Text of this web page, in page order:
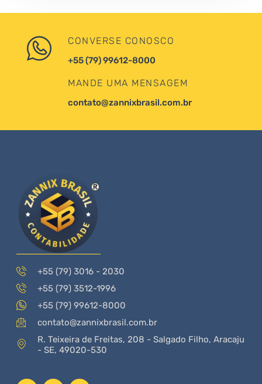
CONVERSE CONOSCO
+55 (79) 99612-8000
MANDE UMA MENSAGEM
contato@zannixbrasil.com.br
+55 (79) 3016 - 2030
+55 (79) 3512-1996
+55 (79) 99612-8000
contato@zannixbrasil.com.br
R. Teixeira de Freitas, 208 - Salgado Filho, Aracaju
- SE, 49020-530